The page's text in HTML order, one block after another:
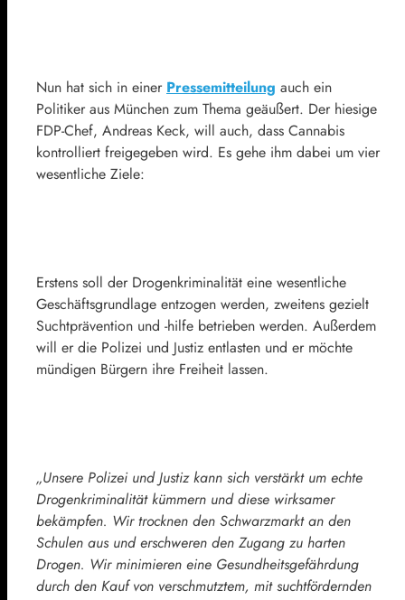
Nun hat sich in einer Pressemitteilung auch ein
Politiker aus München zum Thema geäußert. Der hiesige
FDP-Chef, Andreas Keck, will auch, dass Cannabis
kontrolliert freigegeben wird. Es gehe ihm dabei um vier
wesentliche Ziele:
Erstens soll der Drogenkriminalität eine wesentliche
Geschäftsgrundlage entzogen werden, zweitens gezielt
Suchtprävention und -hilfe betrieben werden. Außerdem
will er die Polizei und Justiz entlasten und er möchte
mündigen Bürgern ihre Freiheit lassen.
„Unsere Polizei und Justiz kann sich verstärkt um echte
Drogenkriminalität kümmern und diese wirksamer
bekämpfen. Wir trocknen den Schwarzmarkt an den
Schulen aus und erschweren den Zugang zu harten
Drogen. Wir minimieren eine Gesundheitsgefährdung
durch den Kauf von verschmutztem, mit suchtfördernden